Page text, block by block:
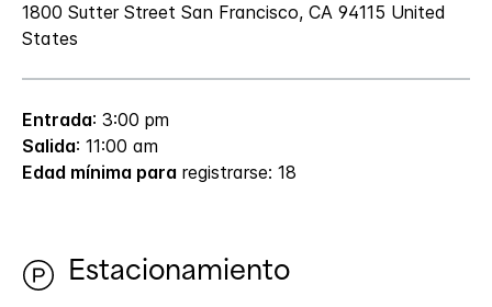
1800 Sutter Street San Francisco, CA 94115 United
States
Entrada: 3:00 pm
Salida: 11:00 am
Edad mínima para registrarse: 18
Estacionamiento